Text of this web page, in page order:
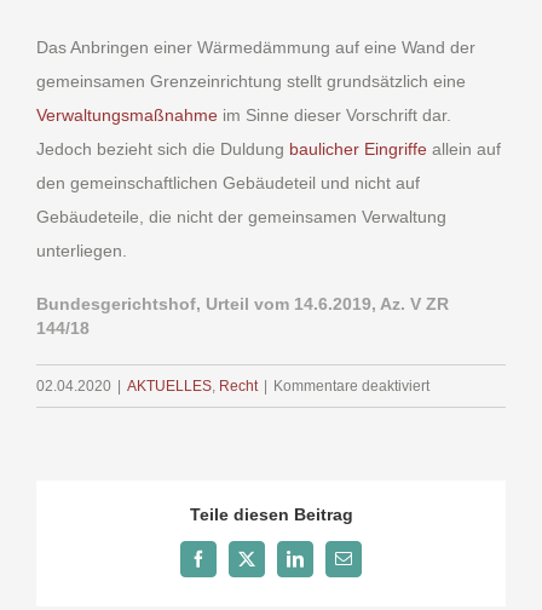
Das Anbringen einer Wärmedämmung auf eine Wand der
gemeinsamen Grenzeinrichtung stellt grundsätzlich eine
Verwaltungsmaßnahme im Sinne dieser Vorschrift dar.
Jedoch bezieht sich die Duldung baulicher Eingriffe allein auf
den gemeinschaftlichen Gebäudeteil und nicht auf
Gebäudeteile, die nicht der gemeinsamen Verwaltung
unterliegen.
Bundesgerichtshof, Urteil vom 14.6.2019, Az. V ZR
144/18
02.04.2020 | AKTUELLES Recht | Kommentare deaktiviertfür
Keine
Teile diesen Beitrag
Facebook
X LinkedIn
E-
Mail